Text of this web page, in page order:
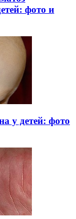
фото и
у детей: фото